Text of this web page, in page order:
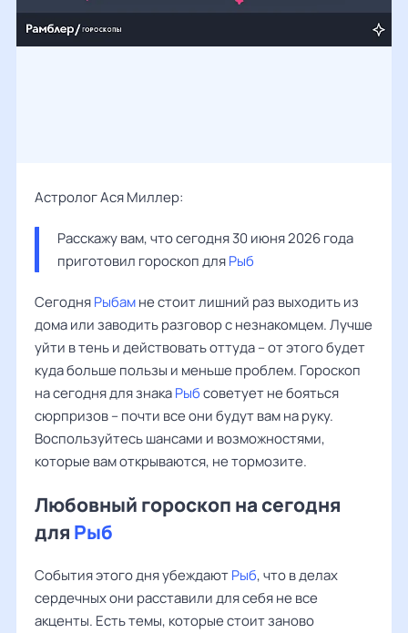
Астролог Ася Миллер:
Расскажу вам, что сегодня 30 июня 2026 года
приготовил гороскоп для Рыб
СегодняРыбамне стоит лишний раз выходить из
дома или заводить разговор с незнакомцем. Лучше
уйти в тень и действовать оттуда – от этого будет
куда больше пользы и меньше проблем. Гороскоп
на сегодня для знакаРыбсоветует не бояться
сюрпризов – почти все они будут вам на руку.
Воспользуйтесь шансами и возможностями,
которые вам открываются, не тормозите.
Любовный гороскоп на сегодня
для Рыб
События этого дня убеждаютРыб, что в делах
сердечных они расставили для себя не все
акценты. Есть темы, которые стоит заново